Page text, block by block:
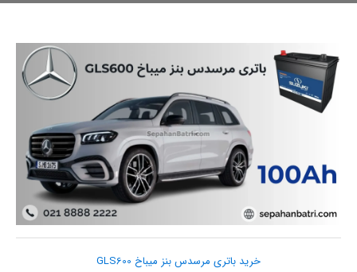
خرید باتری مرسدس بنز میباخ GLS600